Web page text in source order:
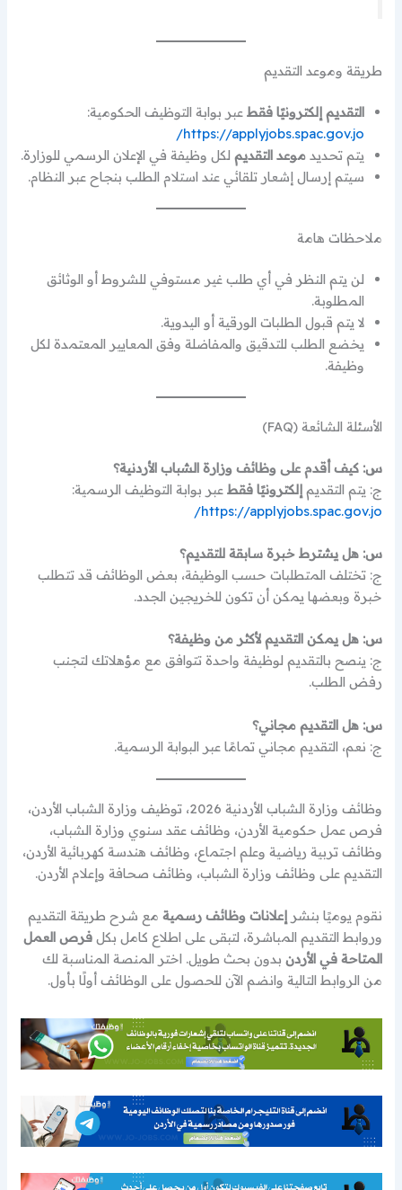
طريقة وموعد التقديم
التقديم إلكترونيًا فقط عبر بوابة التوظيف الحكومية:
https://applyjobs.spac.gov.jo/
يتم تحديدموعد التقديم لكل وظيفة في الإعلان الرسمي للوزارة.
سيتم إرسال إشعار تلقائي عند استلام الطلب بنجاح عبر النظام.
ملاحظات هامة
لن يتم النظر في أي طلب غير مستوفي للشروط أو الوثائق
المطلوبة.
لا يتم قبول الطلبات الورقية أو اليدوية.
يخضع الطلب للتدقيق والمفاضلة وفق المعايير المعتمدة لكل
وظيفة.
الأسئلة الشائعة (FAQ)
س: كيف أقدم على وظائف وزارة الشباب الأردنية؟
ج: يتم التقديمإلكترونيًا فقط عبر بوابة التوظيف الرسمية:
https://applyjobs.spac.gov.jo/
س: هل يشترط خبرة سابقة للتقديم؟
ج: تختلف المتطلبات حسب الوظيفة، بعض الوظائف قد تتطلب
خبرة وبعضها يمكن أن تكون للخريجين الجدد.
س: هل يمكن التقديم لأكثر من وظيفة؟
ج: ينصح بالتقديم لوظيفة واحدة تتوافق مع مؤهلاتك لتجنب
رفض الطلب.
س: هل التقديم مجاني؟
ج: نعم، التقديم مجاني تمامًا عبر البوابة الرسمية.
وظائف وزارة الشباب الأردنية 2026، توظيف وزارة الشباب الأردن،
فرص عمل حكومية الأردن، وظائف عقد سنوي وزارة الشباب،
وظائف تربية رياضية وعلم اجتماع، وظائف هندسة كهربائية الأردن،
التقديم على وظائف وزارة الشباب، وظائف صحافة وإعلام الأردن.
نقوم يوميًا بنشرإعلانات وظائف رسمية مع شرح طريقة التقديم
وروابط التقديم المباشرة، لتبقى على اطلاع كامل بكلفرص العمل
المتاحة في الأردن بدون بحث طويل. اختر المنصة المناسبة لك
من الروابط التالية وانضم الآن للحصول على الوظائف أولًا بأول.